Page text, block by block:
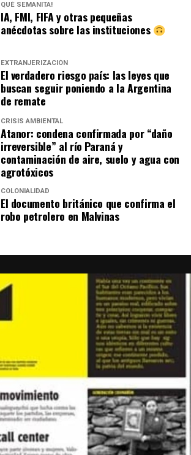
QUÉ SEMANITA!
IA, FMI, FIFA y otras pequeñas
anécdotas sobre las instituciones
EXTRANJERIZACIÓN
El verdadero riesgo país: las leyes que
buscan seguir poniendo a la Argentina
de remate
CRISIS AMBIENTAL
Atanor: condena confirmada por “daño
irreversible” al río Paraná y
contaminación de aire, suelo y agua con
agrotóxicos
COLONIALIDAD
El documento británico que confirma el
robo petrolero en Malvinas